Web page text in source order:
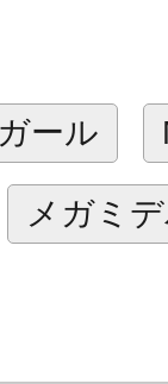
・ガール
レーム
え、大サ
八重歯笑
が付属。
ール
メガミ